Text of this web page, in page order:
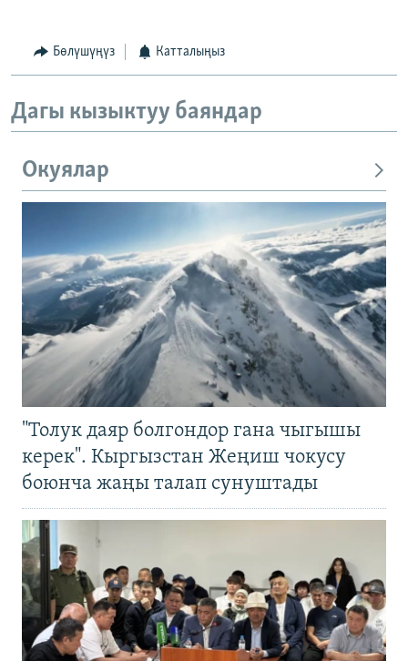
Бөлүшүңүз Катталыңыз
Дагы кызыктуу баяндар
Окуялар
"Толук даяр болгондор гана чыгышы
керек". Кыргызстан Жеңиш чокусу
боюнча жаңы талап сунуштады